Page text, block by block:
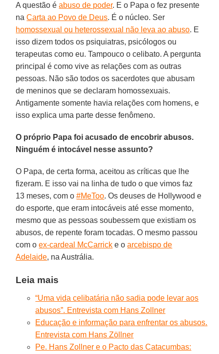
A questão éabuso de poder. E o Papa o fez presente
naCarta ao Povo de Deus. É o núcleo. Ser
homossexual ou heterossexual não leva ao abuso. E
isso dizem todos os psiquiatras, psicólogos ou
terapeutas como eu. Tampouco o celibato. A pergunta
principal é como vive as relações com as outras
pessoas. Não são todos os sacerdotes que abusam
de meninos que se declaram homossexuais.
Antigamente somente havia relações com homens, e
isso explica uma parte desse fenômeno.
O próprio Papa foi acusado de encobrir abusos.
Ninguém é intocável nesse assunto?
O Papa, de certa forma, aceitou as críticas que lhe
fizeram. E isso vai na linha de tudo o que vimos faz
13 meses, com o#MeToo. Os deuses de Hollywood e
do esporte, que eram intocáveis até esse momento,
mesmo que as pessoas soubessem que existiam os
abusos, de repente foram tocadas. O mesmo passou
com oex-cardeal McCarrick e oarcebispo de
Adelaide, na Austrália.
Leia mais
“Uma vida celibatária não sadia pode levar aos
abusos”. Entrevista com Hans Zollner
Educação e informação para enfrentar os abusos.
Entrevista com Hans Zöllner
Pe. Hans Zollner e o Pacto das Catacumbas: